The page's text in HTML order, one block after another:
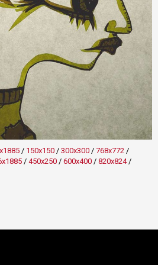
/ 150x150 / 300x300 / 768x772 /
/ 450x250 / 600x400 / 820x824/